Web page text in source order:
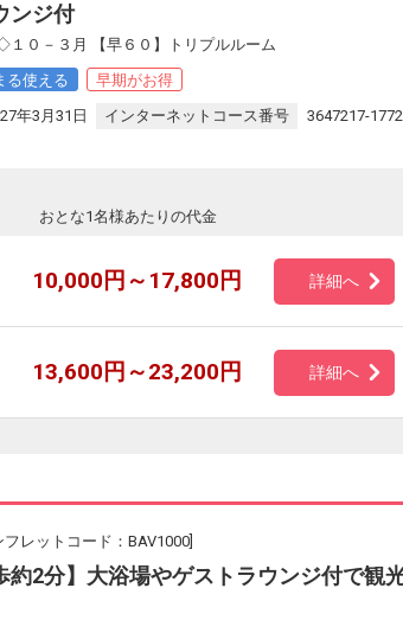
ンジ付
１０－３月 【早６０】トリプルルーム
る使える
早期がお得
年3月31日 インターネットコース番号 3647217-
おとな1名様あたりの代金
10,000円～17,800円 詳細へ
13,600円～23,200円 詳細へ
フレットコード：BAV1000]
約2分】大浴場やゲストラウンジ付で観